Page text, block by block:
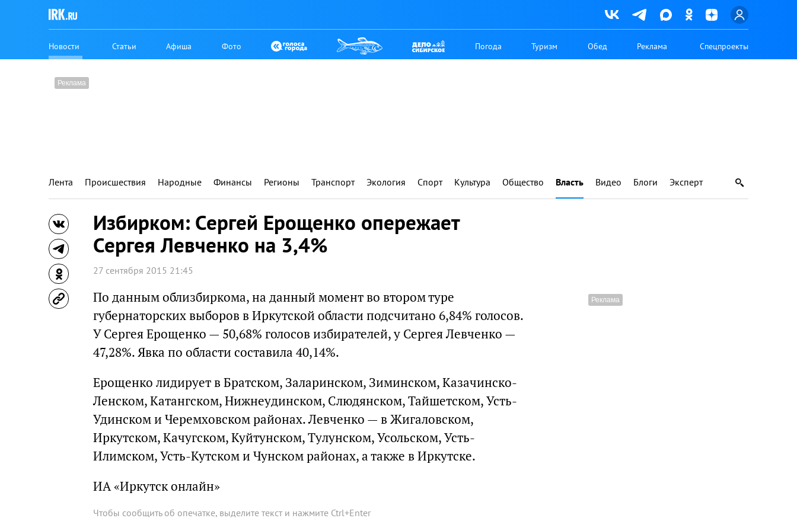
Новости Статьи Афиша Фото Погода Туризм Обед Реклама Спецпроекты
Лента Происшествия Народные Финансы Регионы Транспорт Экология Спорт Культура Общество Власть Видео Блоги Эксперт
Избирком: Сергей Ерощенко опережает
Сергея Левченко на 3,4%
27 сентября 2015 21:45
По данным облизбиркома, на данный момент во втором туре
губернаторских выборов в Иркутской области подсчитано 6,84% голосов.
У Сергея Ерощенко — 50,68% голосов избирателей, у Сергея Левченко —
47,28%. Явка по области составила 40,14%.
Ерощенко лидирует в Братском, Заларинском, Зиминском, Казачинско-
Ленском, Катангском, Нижнеудинском, Слюдянском, Тайшетском, Усть-
Удинском и Черемховском районах. Левченко — в Жигаловском,
Иркутском, Качугском, Куйтунском, Тулунском, Усольском, Усть-
Илимском, Усть-Кутском и Чунском районах, а также в Иркутске.
ИА «Иркутск онлайн»
Чтобы сообщить об опечатке, выделите текст и нажмите Ctrl+Enter